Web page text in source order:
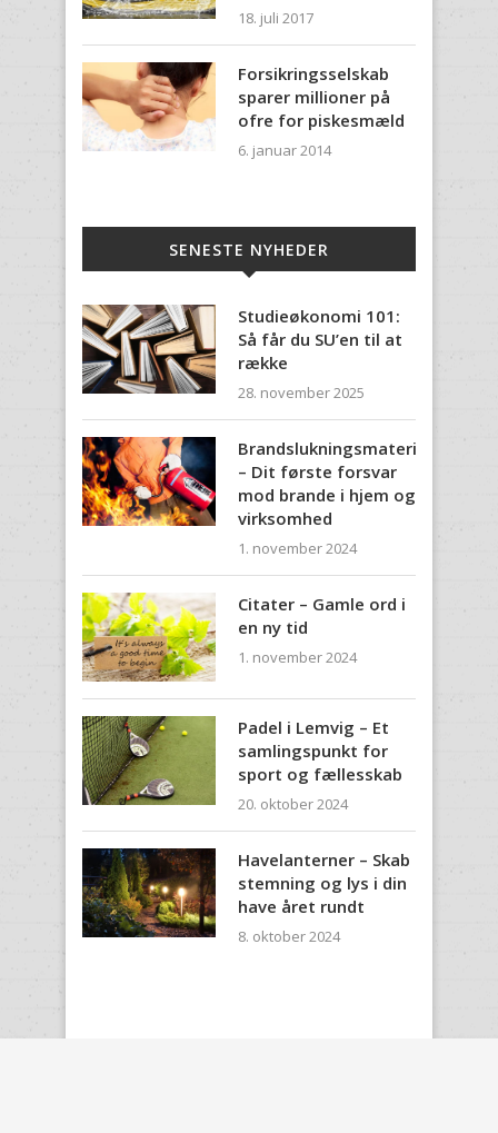
18. juli 2017
Forsikringsselskab
sparer millioner på
ofre for piskesmæld
6. januar 2014
SENESTE NYHEDER
Studieøkonomi 101:
Så får du SU’en til at
række
28. november 2025
Brandslukningsmateriel
– Dit første forsvar
mod brande i hjem og
virksomhed
1. november 2024
Citater – Gamle ord i
en ny tid
1. november 2024
Padel i Lemvig – Et
samlingspunkt for
sport og fællesskab
20. oktober 2024
Havelanterner – Skab
stemning og lys i din
have året rundt
8. oktober 2024